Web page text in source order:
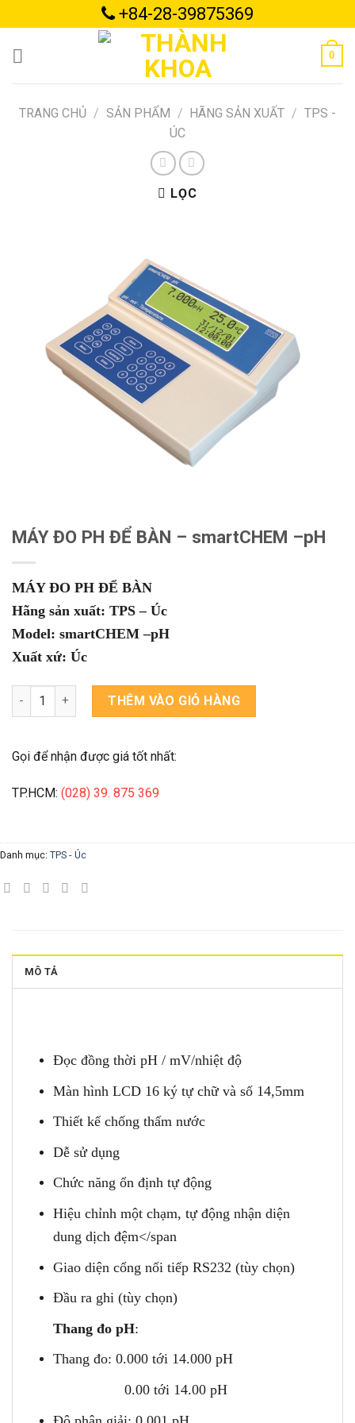
to
content
+84-28-39875369
0
TRANG CHỦ / SẢN PHẨM / HÃNG SẢN XUẤT / TPS -
ÚC
LỌC
MÁY ĐO PH ĐỂ BÀN – smartCHEM –pH
MÁY ĐO PH ĐỂ BÀN
Hãng sản xuất: TPS – Úc
Model: smartCHEM –pH
Xuất xứ: Úc
MÁY ĐO PH ĐỂ BÀN - smartCHEM –pH số lượng
THÊM VÀO GIỎ HÀNG
Gọi để nhận được giá tốt nhất:
TP.HCM: (028) 39. 875 369
Danh mục: TPS - Úc
MÔ TẢ
Đọc đồng thời pH / mV/nhiệt độ
Màn hình LCD 16 ký tự chữ và số 14,5mm
Thiết kế chống thấm nước
Dễ sử dụng
Chức năng ổn định tự động
Hiệu chỉnh một chạm, tự động nhận diện
dung dịch đệm</span
Giao diện cổng nối tiếp RS232 (tùy chọn)
Đầu ra ghi (tùy chọn)
Thang đo pH:
Thang đo: 0.000 tới 14.000 pH
0.00 tới 14.00 pH